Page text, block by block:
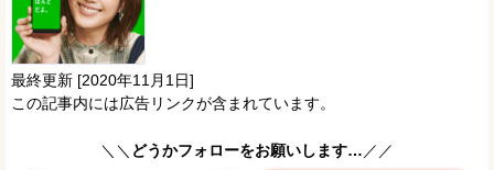
最終更新 [2020年11月1日]
この記事内には広告リンクが含まれています。
＼＼ どうかフォローをお願いします… ／／